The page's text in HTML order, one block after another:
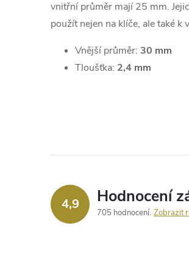
vnitřní průměr mají 25 mm.
použít nejen na klíče, ale také
Vnější průměr: 30 mm
Tloušťka: 2,4 mm
4,9 Hodnocení
705 hodnocení Zobrazit